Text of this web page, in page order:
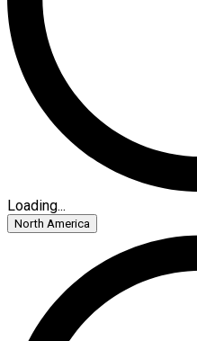
Loading...
North America